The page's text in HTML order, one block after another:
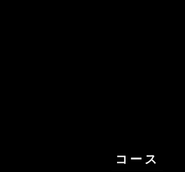
コース